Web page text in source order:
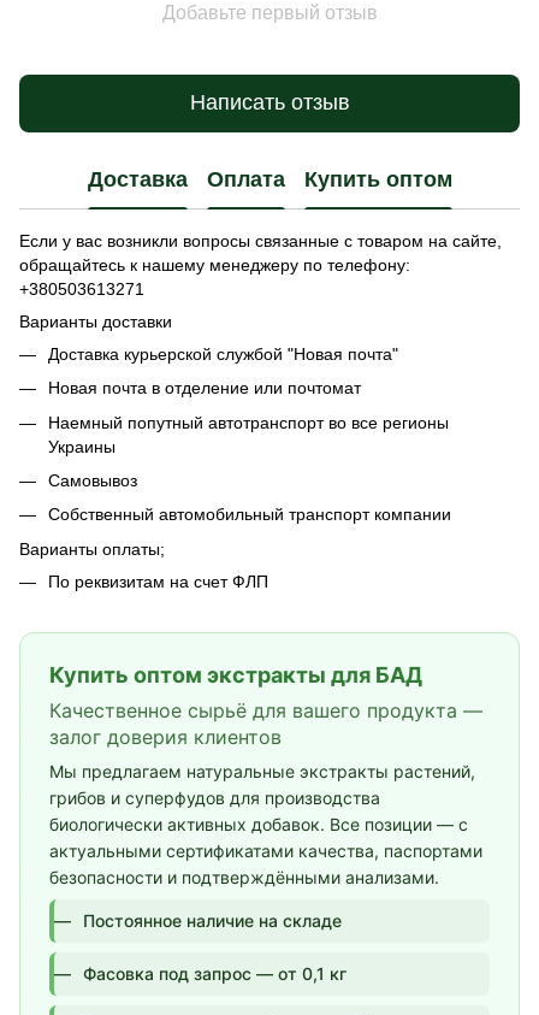
Добавьте первый отзыв
Написать отзыв
Доставка Оплата Купить оптом
Если у вас возникли вопросы связанные с товаром на сайте,
обращайтесь к нашему менеджеру по телефону:
+380503613271
Варианты доставки
Доставка курьерской службой "Новая почта"
Новая почта в отделение или почтомат
Наемный попутный автотранспорт во все регионы
Украины
Самовывоз
Собственный автомобильный транспорт компании
Варианты оплаты;
По реквизитам на счет ФЛП
Купить оптом экстракты для БАД
Качественное сырьё для вашего продукта —
залог доверия клиентов
Мы предлагаем натуральные экстракты растений,
грибов и суперфудов для производства
биологически активных добавок. Все позиции — с
актуальными сертификатами качества, паспортами
безопасности и подтверждёнными анализами.
Постоянное наличие на складе
Фасовка под запрос — от 0,1 кг